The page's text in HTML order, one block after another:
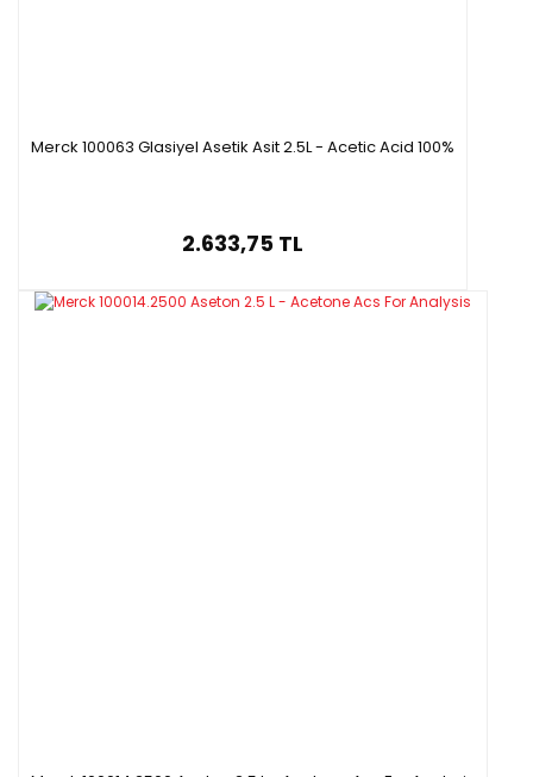
Merck 100063 Glasiyel Asetik Asit 2.5L - Acetic Acid 100%
2.633,75 TL